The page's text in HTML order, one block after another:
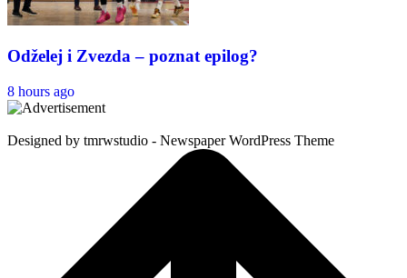
Odželej i Zvezda – poznat epilog?
8 hours ago
Designed by tmrwstudio - Newspaper WordPress Theme